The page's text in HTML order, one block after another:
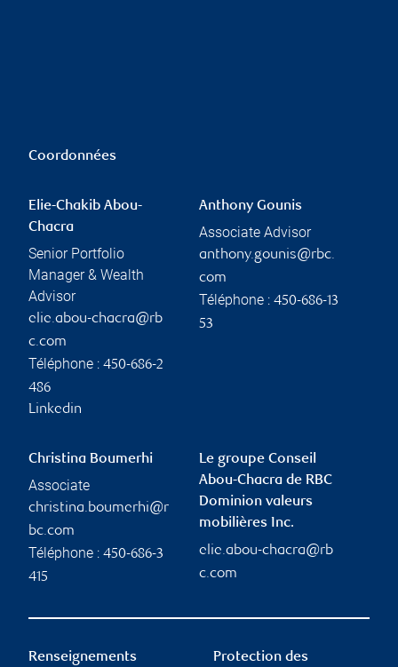
Coordonnées
Elie-Chakib Abou-
Chacra
Senior Portfolio
Manager & Wealth
Advisor
elie.abou-chacra@rb
c.com
Téléphone : 450-686-2
486
Linkedin
Anthony Gounis
Associate Advisor
anthony.gounis@rbc.
com
Téléphone : 450-686-13
53
Christina Boumerhi
Associate
christina.boumerhi@r
bc.com
Téléphone : 450-686-3
415
Le groupe Conseil
Abou-Chacra de RBC
Dominion valeurs
mobilières Inc.
elie.abou-chacra@rb
c.com
Renseignements
Protection des